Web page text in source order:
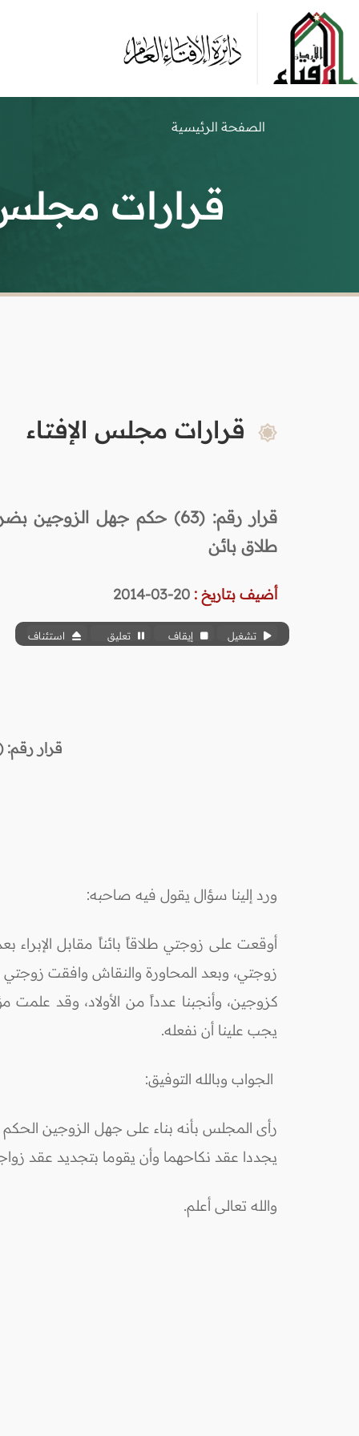
الصفحة الرئيسية
قرارات مجلس
قرارات مجلس الإفتاء
قرار رقم: (63) حكم جهل
طلاق بائن
أضيف بتاريخ : 20-03-2014
تشغيل إيقاف تعليق استئناف
قرار رقم: (63)
ورد إلينا سؤال يقول فيه صاحبه:
أوقعت على زوجتي طلاقاً بائناً مقابل
زوجتي، وبعد المحاورة والنقاش وافقت زوجتي
كزوجين، وأنجبنا عدداً من الأولاد، وقد علمت
يجب علينا أن نفعله.
الجواب وبالله التوفيق:
رأى المجلس بأنه بناء على جهل الزوجين
يجددا عقد نكاحهما وأن يقوما بتجديد عقد
والله تعالى أعلم.